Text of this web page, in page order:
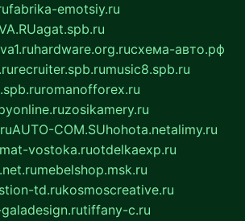
fabrika-emotsiy.ru
agat.spb.ru
hardware.org.ruсхема-авто.рф
recruiter.spb.rumusic8.spb.ru
romanofforex.ru
zosikamery.ru
AUTO-COM.SUhohota.netalimy.ru
vostoka.ruotdelkaexp.ru
mebelshop.msk.ru
td.rukosmoscreative.ru
tiffany-c.ru